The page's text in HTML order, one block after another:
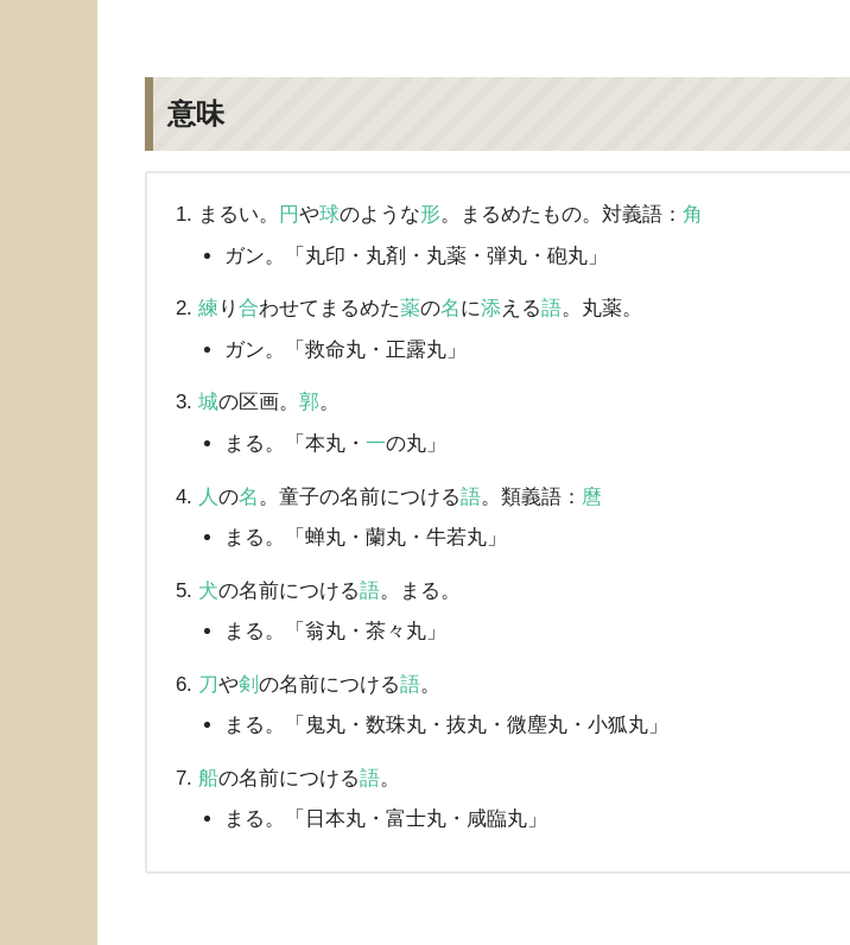
意味
まるい。 円や球のような形。まるめたもの。対義語： 角
ガン。「丸印・丸剤・丸薬・弾丸・砲丸」
練 り 合わせてまるめた薬の名に添える語。丸薬。
ガン。「救命丸・正露丸」
城の区画。 郭。
まる。「本丸・一の丸」
人 の名 。童子の名前につける語。類義語： 麿
まる。「蝉丸・蘭丸・牛若丸」
犬の名前につける語。まる。
まる。「翁丸・茶々丸」
刀や剣 の名前につける語。
まる。「鬼丸・数珠丸・抜丸・微塵丸・小狐丸」
船の名前につける語。
まる。「日本丸・富士丸・咸臨丸」